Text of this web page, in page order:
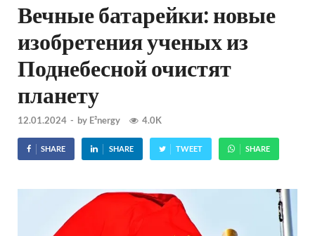
Вечные батарейки: новые
изобретения ученых из
Поднебесной очистят
планету
12.01.2024 - by E²nergy 4.0K
SHARE SHARE TWEET SHARE